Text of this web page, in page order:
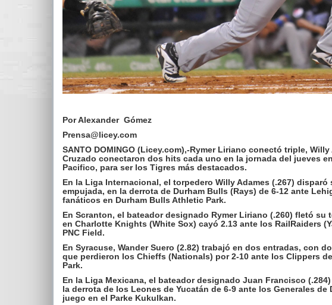
Por Alexander Gómez
Prensa@licey.com
SANTO DOMINGO (Licey.com),-Rymer Liriano conectó triple,
Cruzado conectaron dos hits cada uno en la jornada del jueves
Pacifico, para ser los Tigres más destacados.
En la Liga Internacional, el torpedero Willy Adames (.267)
empujada, en la derrota de Durham Bulls (Rays) de 6-12 ante
fanáticos en Durham Bulls Athletic Park.
En Scranton, el bateador designado Rymer Liriano (.260) fletó
en Charlotte Knights (White Sox) cayó 2.13 ante los RailRaiders
PNC Field.
En Syracuse, Wander Suero (2.82) trabajó en dos entradas, con
que perdieron los Chieffs (Nationals) por 2-10 ante los Clippers
Park.
En la Liga Mexicana, el bateador designado Juan Francisco
la derrota de los Leones de Yucatán de 6-9 ante los Generales
juego en el Parke Kukulkan.